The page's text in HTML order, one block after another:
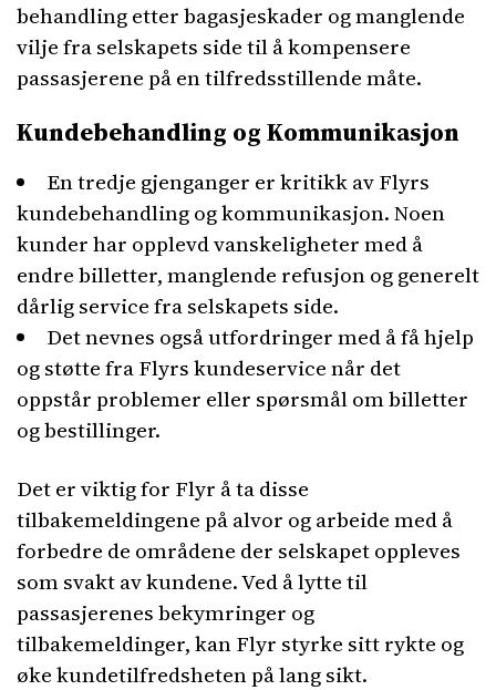
behandling etter bagasjeskader og manglende
vilje fra selskapets side til å kompensere
passasjerene på en tilfredsstillende måte.
Kundebehandling og Kommunikasjon
En tredje gjenganger er kritikk av Flyrs
kundebehandling og kommunikasjon. Noen
kunder har opplevd vanskeligheter med å
endre billetter, manglende refusjon og generelt
dårlig service fra selskapets side.
Det nevnes også utfordringer med å få hjelp
og støtte fra Flyrs kundeservice når det
oppstår problemer eller spørsmål om billetter
og bestillinger.
Det er viktig for Flyr å ta disse
tilbakemeldingene på alvor og arbeide med å
forbedre de områdene der selskapet oppleves
som svakt av kundene. Ved å lytte til
passasjerenes bekymringer og
tilbakemeldinger, kan Flyr styrke sitt rykte og
øke kundetilfredsheten på lang sikt.